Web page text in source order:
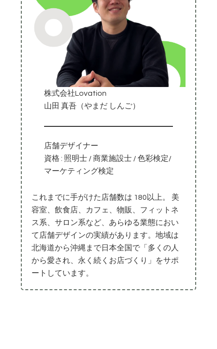
株式会社Lovation
山田 真吾（やまだ しんご）
店舗デザイナー
資格 : 照明士 / 商業施設士 / 色彩検定/
マーケティング検定
これまでに手がけた店舗数は 180以上。 美
容室、飲食店、カフェ、物販、フィットネ
ス系、サロン系など、あらゆる業態におい
て店舗デザインの実績があります。地域は
北海道から沖縄まで日本全国で「多くの人
から愛され、永く続くお店づくり」をサポ
ートしています。